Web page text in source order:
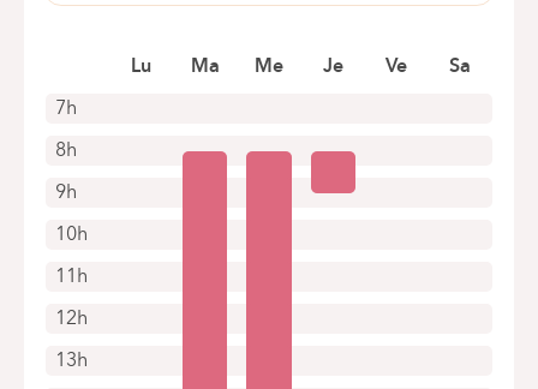
+32 2 434 70 85
Rendez-vous uniquement par téléphone
7h
8h
9h
10h
11h
12h
13h
Lu Ma Me Je Ve Sa